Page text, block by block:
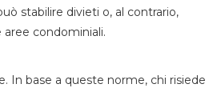
stabilire divieti o, al contrario,
condominiali.
In base a queste norme, chi risiede